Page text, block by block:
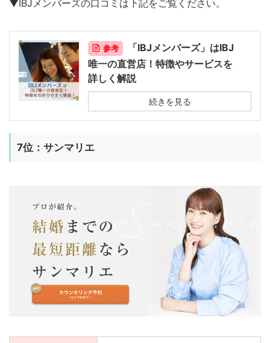
▼IBJメンバーズの口コミは下記をご覧ください。
参考
「IBJメンバーズ」はIBJ
唯一の直営店！特徴やサービスを
詳しく解説
続きを見る
7位：サンマリエ